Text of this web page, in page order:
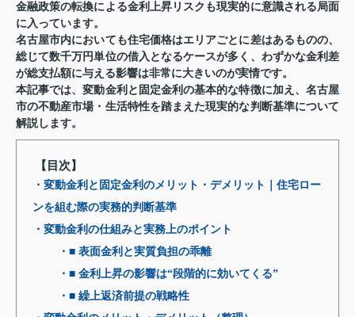
金融政策の転換による金利上昇リスクも現実的に意識される局面
に入っています。
名古屋市内においても住宅価格はエリアごとに差はあるものの、
総じて数千万円単位の借入となるケースが多く、わずかな金利差
が総支払額に与える影響は非常に大きいのが実情です。
本記事では、変動金利と固定金利の基本的な特徴に加え、名古屋
市の不動産市場・生活特性を踏まえた現実的な判断基準について
解説します。
【目次】
・変動金利と固定金利のメリット・デメリット｜住宅ロー
ンを組む際の実務的判断基準
・変動金利の仕組みと実務上のポイント
・■ 表面金利と実質負担の乖離
・■ 金利上昇の影響は“段階的に効いてくる”
・■ 繰上返済前提の戦略性